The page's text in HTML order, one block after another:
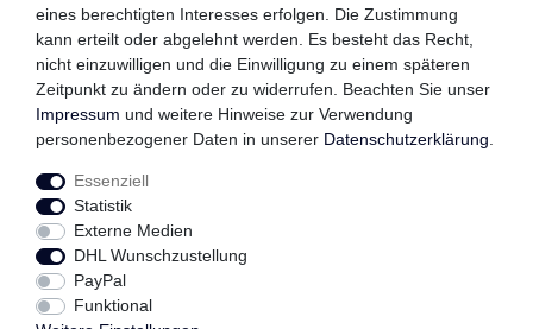
FOLGEN SIE UNS
Impressum
Widerrufs­recht Vertrag widerrufen
eines berechtigten Interesses erfolgen. Die Zustimmung
kann erteilt oder abgelehnt werden. Es besteht das Recht,
nicht einzuwilligen und die Einwilligung zu einem späteren
Zeitpunkt zu ändern oder zu widerrufen. Beachten Sie unser
Impressum und weitere Hinweise zur Verwendung
personenbezogener Daten in unserer Daten­schutz­erklärung
Essenziell
Statistik
Externe Medien
DHL Wunschzustellung
PayPal
Funktional